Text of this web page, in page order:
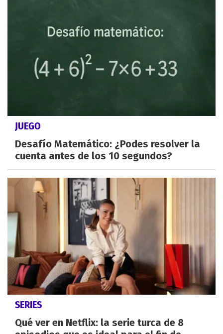
JUEGO
Desafío Matemático: ¿Podes resolver la
cuenta antes de los 10 segundos?
SERIES
Qué ver en Netflix: la serie turca de 8